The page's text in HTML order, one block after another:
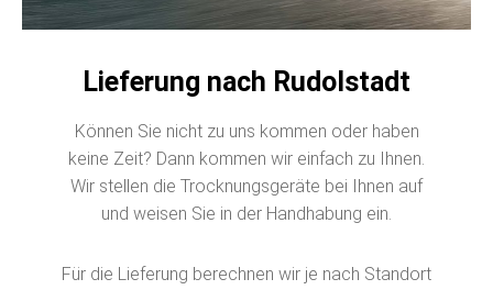
Lieferung nach Rudolstadt
Können Sie nicht zu uns kommen oder haben
keine Zeit? Dann kommen wir einfach zu Ihnen.
Wir stellen die Trocknungsgeräte bei Ihnen auf
und weisen Sie in der Handhabung ein.
Für die Lieferung berechnen wir je nach Standort